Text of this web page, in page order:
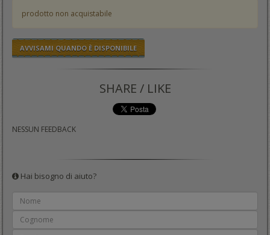
prodotto non acquistabile
AVVISAMI QUANDO È DISPONIBILE
SHARE / LIKE
NESSUN FEEDBACK
Hai bisogno di aiuto?